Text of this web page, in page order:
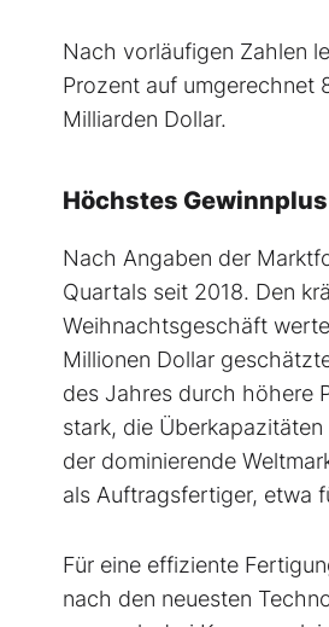
Nach vorläufigen Zahlen
Prozent auf umgerechnet
Milliarden Dollar.
Höchstes
Nach Angaben der
Quartals seit 2018. Den
Weihnachtsgeschäft
Millionen Dollar
des Jahres durch höhere
stark, die
der dominierende
als Auftragsfertiger, etwa
Für eine effiziente
nach den neuesten